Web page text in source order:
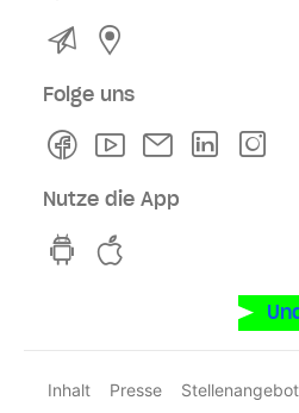
Kontakt
Folge uns
FacebookYoutubeNewsletterLinkedln
Nutze die App
hvv switch App auf
Inhalt Presse